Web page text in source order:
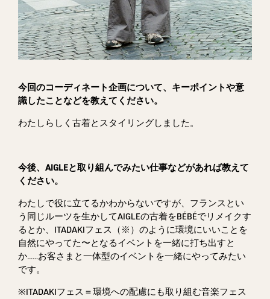
今回のコーディネート企画について、キーポイントや意
識したことなどを教えてください。
わたしらしく古着とスタイリングしました。
今後、AIGLEと取り組んでみたい仕事などがあれば教えて
ください。
わたしで役に立てるかわからないですが、フランスとい
う同じルーツを生かしてAIGLEの古着をBÉBÉでリメイクす
るとか、ITADAKIフェス（※）のように環境にいいことを
自然にやってた〜となるイベントを一緒に打ち出すと
か……お客さまと一体型のイベントを一緒にやってみたい
です。
※ITADAKIフェス＝環境への配慮にも取り組む音楽フェス